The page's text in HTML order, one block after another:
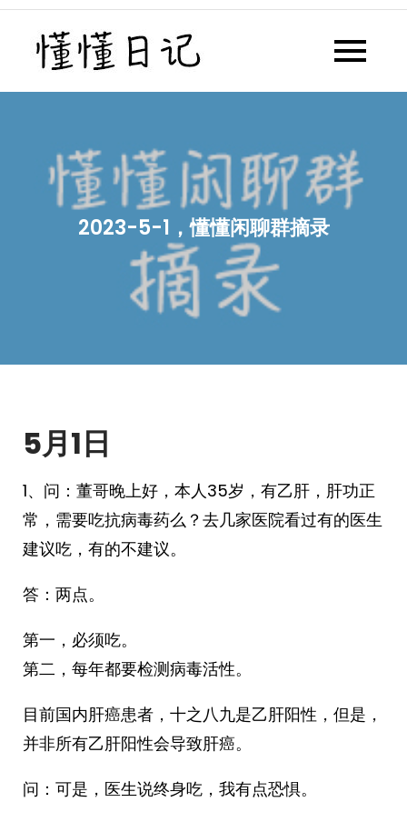
Skip
content
懂懂日记网每天同步更新懂懂学
2023-5-1，懂懂闲聊群摘录
5月1日
1、问：董哥晚上好，本人35岁，有乙肝，肝功正
常，需要吃抗病毒药么？去几家医院看过有的医生
建议吃，有的不建议。
答：两点。
第一，必须吃。
第二，每年都要检测病毒活性。
目前国内肝癌患者，十之八九是乙肝阳性，但是，
并非所有乙肝阳性会导致肝癌。
问：可是，医生说终身吃，我有点恐惧。